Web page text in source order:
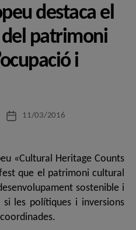
destaca el
patrimoni
i
Data11/03/2016
«Cultural Heritage Counts
que el patrimoni cultural
sostenible i
les polítiques i inversions